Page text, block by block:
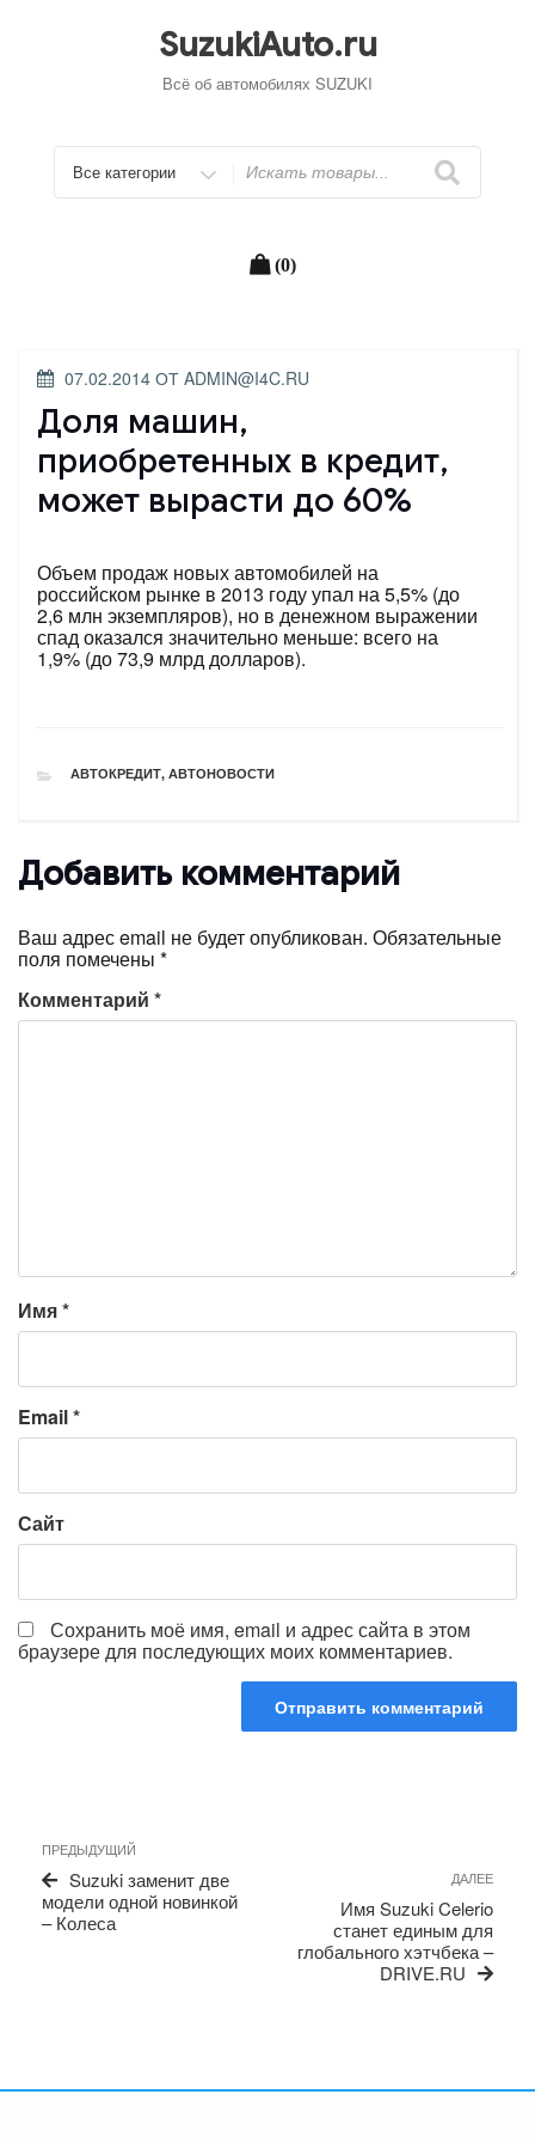
SuzukiAuto.ru
Всё об автомобилях SUZUKI
Искать
(0)
ОПУБЛИКОВАНО
07.02.2014 ОТ ADMIN@I4C.RU
Доля машин,
приобретенных в кредит,
может вырасти до 60%
Объем продаж новых автомобилей на
российском рынке в 2013 году упал на 5,5% (до
2,6 млн экземпляров), но в денежном выражении
спад оказался значительно меньше: всего на
1,9% (до 73,9 млрд долларов).
РУБРИКИ
АВТОКРЕДИТ, АВТОНОВОСТИ
Добавить комментарий
Ваш адрес email не будет опубликован. Обязательные
поля помечены *
Комментарий *
Имя*
Email*
Сайт
Сохранить моё имя, email и адрес сайта в этом
браузере для последующих моих комментариев.
по
записям
Предыдущая
запись
ПРЕДЫДУЩИЙ
Suzuki заменит две
модели одной новинкой
– Колеса
ДАЛЕЕ
Имя Suzuki Celerio
станет единым для
глобального хэтчбека –
DRIVE.RU